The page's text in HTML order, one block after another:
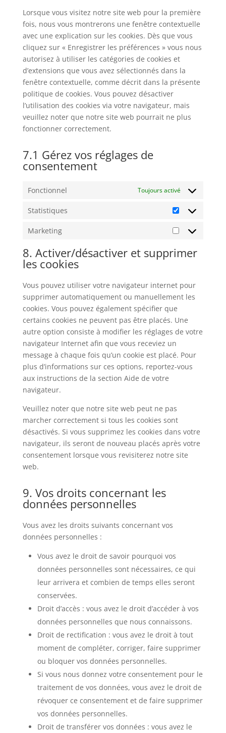
Lorsque vous visitez notre site web pour la première
fois, nous vous montrerons une fenêtre contextuelle
avec une explication sur les cookies. Dès que vous
cliquez sur « Enregistrer les préférences » vous nous
autorisez à utiliser les catégories de cookies et
d’extensions que vous avez sélectionnés dans la
fenêtre contextuelle, comme décrit dans la présente
politique de cookies. Vous pouvez désactiver
l’utilisation des cookies via votre navigateur, mais
veuillez noter que notre site web pourrait ne plus
fonctionner correctement.
7.1 Gérez vos réglages de
consentement
Fonctionnel Toujours activé
Statistiques
Statistiques
Marketing
Marketing
8. Activer/désactiver et supprimer
les cookies
Vous pouvez utiliser votre navigateur internet pour
supprimer automatiquement ou manuellement les
cookies. Vous pouvez également spécifier que
certains cookies ne peuvent pas être placés. Une
autre option consiste à modifier les réglages de votre
navigateur Internet afin que vous receviez un
message à chaque fois qu’un cookie est placé. Pour
plus d’informations sur ces options, reportez-vous
aux instructions de la section Aide de votre
navigateur.
Veuillez noter que notre site web peut ne pas
marcher correctement si tous les cookies sont
désactivés. Si vous supprimez les cookies dans votre
navigateur, ils seront de nouveau placés après votre
consentement lorsque vous revisiterez notre site
web.
9. Vos droits concernant les
données personnelles
Vous avez les droits suivants concernant vos
données personnelles :
Vous avez le droit de savoir pourquoi vos
données personnelles sont nécessaires, ce qui
leur arrivera et combien de temps elles seront
conservées.
Droit d’accès : vous avez le droit d’accéder à vos
données personnelles que nous connaissons.
Droit de rectification : vous avez le droit à tout
moment de compléter, corriger, faire supprimer
ou bloquer vos données personnelles.
Si vous nous donnez votre consentement pour le
traitement de vos données, vous avez le droit de
révoquer ce consentement et de faire supprimer
vos données personnelles.
Droit de transférer vos données : vous avez le